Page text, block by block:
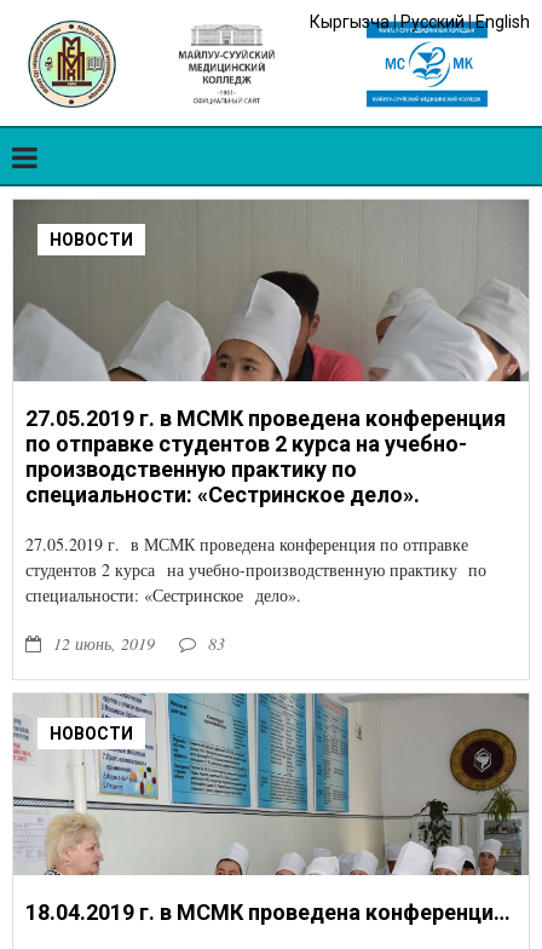
Кыргызча|Русский|English
НОВОСТИ
27.05.2019 г. в МСМК проведена конференция
по отправке студентов 2 курса на учебно-
производственную практику по
специальности: «Сестринское дело».
27.05.2019 г. в МСМК проведена конференция по отправке
студентов 2 курса на учебно-производственную практику по
специальности: «Сестринское дело».
12 июнь, 2019 83
НОВОСТИ
18.04.2019 г. в МСМК проведена конференция по отправке студентов 1 курса 2 группы на учебно-производственную практику по специальности: «Сестринское дело».